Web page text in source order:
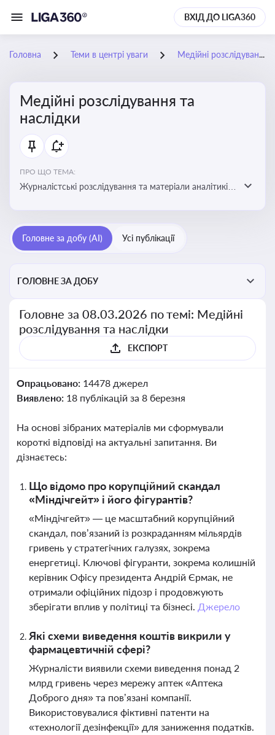
ВХІД ДО LIGA360
Головна Теми в центрі уваги Медійні розслідування та наслідки
Медійні розслідування та
наслідки
ПРО ЩО ТЕМА:
Журналістські розслідування та матеріали аналітиків
компаній, посадових осіб і пов’язаних осіб
Головне за добу (AI) Усі публікації
ГОЛОВНЕ ЗА ДОБУ
Головне за 08.03.2026 по темі: Медійні
розслідування та наслідки
ЕКСПОРТ
Опрацьовано: 14478 джерел
Виявлено: 18 публікацій за 8 березня
На основі зібраних матеріалів ми сформували
короткі відповіді на актуальні запитання. Ви
дізнаєтесь:
Що відомо про корупційний скандал
«Міндічгейт» і його фігурантів?
«Міндічгейт» — це масштабний корупційний
скандал, пов’язаний із розкраданням мільярдів
гривень у стратегічних галузях, зокрема
енергетиці. Ключові фігуранти, зокрема колишній
керівник Офісу президента Андрій Єрмак, не
отримали офіційних підозр і продовжують
зберігати вплив у політиці та бізнесі. Джерело
Які схеми виведення коштів викрили у
фармацевтичній сфері?
Журналісти виявили схеми виведення понад 2
млрд гривень через мережу аптек «Аптека
Доброго дня» та пов’язані компанії.
Використовувалися фіктивні патенти на
«технології дезінфекції» для заниження податків.